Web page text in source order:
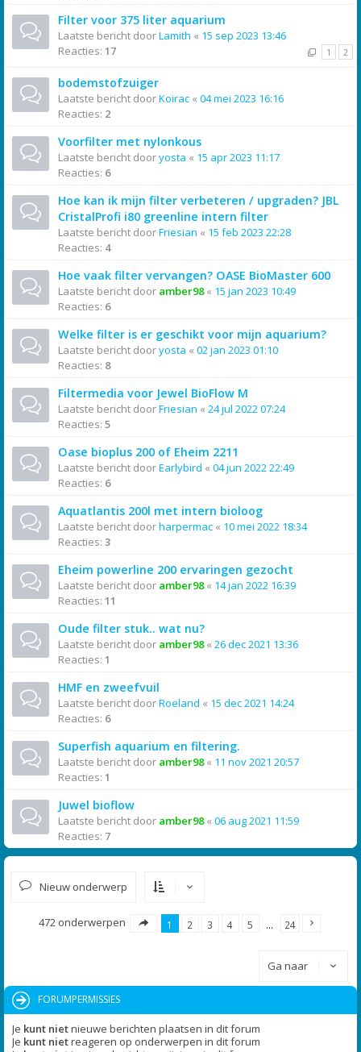
Filter voor 375 liter aquarium
Laatste bericht doorLamith « 15 sep 2023 13:46
Reacties: 17 1 2
bodemstofzuiger
Laatste bericht doorKoirac « 04 mei 2023 16:16
Reacties: 2
Voorfilter met nylonkous
Laatste bericht dooryosta « 15 apr 2023 11:17
Reacties: 6
Hoe kan ik mijn filter verbeteren / upgraden? JBL
CristalProfi i80 greenline intern filter
Laatste bericht doorFriesian « 15 feb 2023 22:28
Reacties: 4
Hoe vaak filter vervangen? OASE BioMaster 600
Laatste bericht door amber98« 15 jan 2023 10:49
Reacties: 6
Welke filter is er geschikt voor mijn aquarium?
Laatste bericht dooryosta « 02 jan 2023 01:10
Reacties: 8
Filtermedia voor Jewel BioFlow M
Laatste bericht doorFriesian « 24 jul 2022 07:24
Reacties: 5
Oase bioplus 200 of Eheim 2211
Laatste bericht doorEarlybird « 04 jun 2022 22:49
Reacties: 6
Aquatlantis 200l met intern bioloog
Laatste bericht doorharpermac « 10 mei 2022 18:34
Reacties: 3
Eheim powerline 200 ervaringen gezocht
Laatste bericht door amber98« 14 jan 2022 16:39
Reacties: 11
Oude filter stuk.. wat nu?
Laatste bericht door amber98« 26 dec 2021 13:36
Reacties: 1
HMF en zweefvuil
Laatste bericht doorRoeland « 15 dec 2021 14:24
Reacties: 6
Superfish aquarium en filtering.
Laatste bericht door amber98« 11 nov 2021 20:57
Reacties: 1
Juwel bioflow
Laatste bericht door amber98« 06 aug 2021 11:59
Reacties: 7
Nieuw onderwerp
472 onderwerpen 1 2 3 4 5 … 24
Ga naar
FORUMPERMISSIES
Je kunt nietnieuwe berichten plaatsen in dit forum
Je kunt nietreageren op onderwerpen in dit forum